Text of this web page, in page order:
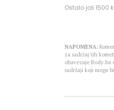
Ostalo još1500
NAPOMENA:
za sadržaj tih
obavezuje Body.ba
sadržaji koji mogu